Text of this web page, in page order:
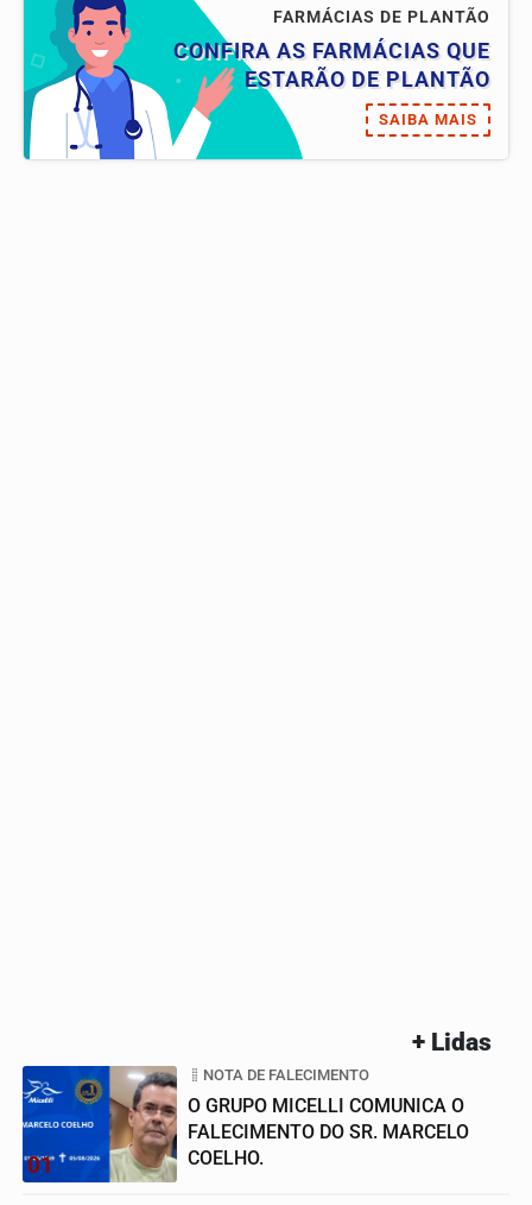
FARMÁCIAS DE PLANTÃO
CONFIRA AS FARMÁCIAS QUE
ESTARÃO DE PLANTÃO
SAIBA MAIS
+ Lidas
01
NOTA DE FALECIMENTO
O GRUPO MICELLI COMUNICA O
FALECIMENTO DO SR. MARCELO
COELHO.